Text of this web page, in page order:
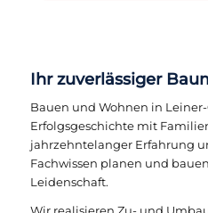
Ihr zuverlässiger
Bauen und Wohnen in
Erfolgsgeschichte mit
jahrzehntelanger Erfahrung
Fachwissen planen und
Leidenschaft.